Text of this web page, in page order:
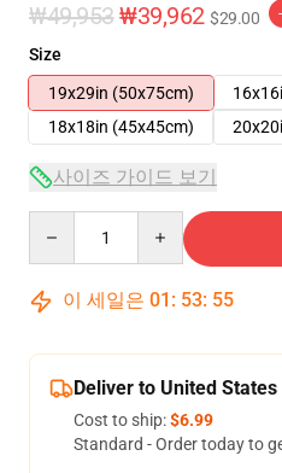
₩49,953 ₩39,962 $29.00
Size
19x29in (50x75cm)
18x18in (45x45cm)
사이즈 가이드 보기
이 세일은 01 : 53: 55
Deliver to United States
Cost to ship:$6.99
Standard - Order today to